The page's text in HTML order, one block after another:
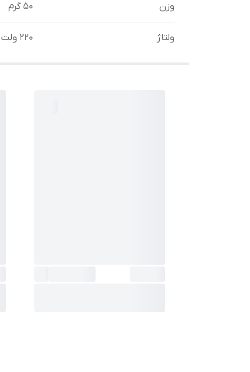
وزن 50 گرم
ولتاژ 220 ولت